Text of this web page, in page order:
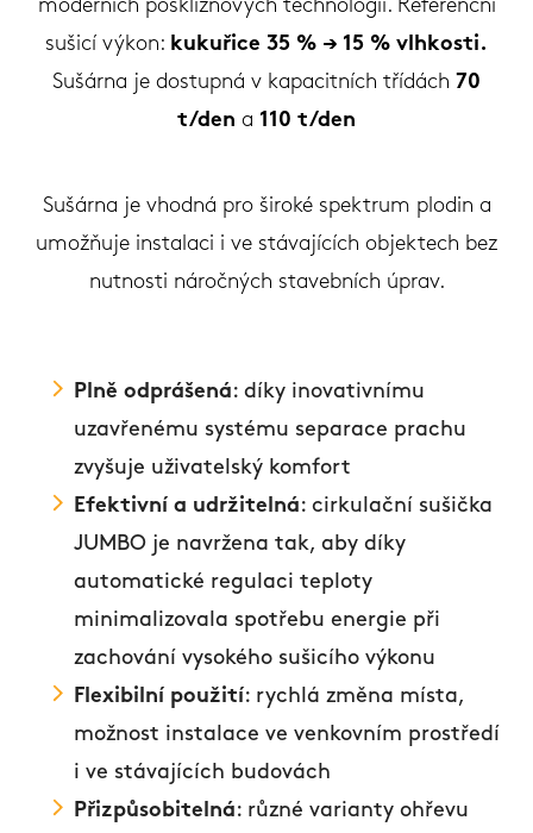
moderních posklizňových technologií. Referenční
sušicí výkon: kukuřice 35 % → 15 % vlhkosti.
Sušárna je dostupná v kapacitních třídách 70
t/den a 110 t/den
Sušárna je vhodná pro široké spektrum plodin a
umožňuje instalaci i ve stávajících objektech bez
nutnosti náročných stavebních úprav.
Plně odprášená: díky inovativnímu
uzavřenému systému separace prachu
zvyšuje uživatelský komfort
Efektivní a udržitelná: cirkulační sušička
JUMBO je navržena tak, aby díky
automatické regulaci teploty
minimalizovala spotřebu energie při
zachování vysokého sušicího výkonu
Flexibilní použití: rychlá změna místa,
možnost instalace ve venkovním prostředí
i ve stávajících budovách
Přizpůsobitelná: různé varianty ohřevu